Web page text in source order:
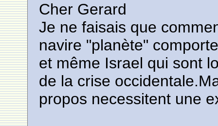
Cher Gerard
Je ne faisais que
navire "planète"
et même Israel qui sont
de la crise
propos necessitent une